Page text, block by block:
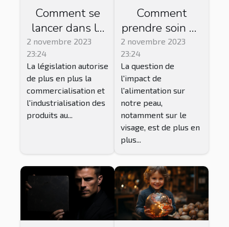
Comment se
lancer dans la
vente de CBD ?
2 novembre 2023
23:24
La législation autorise
de plus en plus la
commercialisation et
l'industrialisation des
produits au...
Comment
prendre soin de
sa peau par
l'alimentation ?
2 novembre 2023
23:24
La question de
l'impact de
l'alimentation sur
notre peau,
notamment sur le
visage, est de plus en
plus...